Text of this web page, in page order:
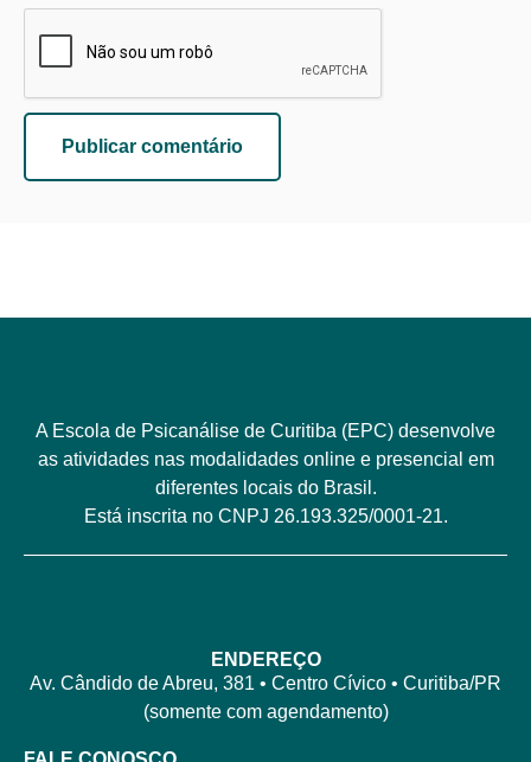
A Escola de Psicanálise de Curitiba (EPC) desenvolve
as atividades nas modalidades online e presencial em
diferentes locais do Brasil.
Está inscrita no CNPJ 26.193.325/0001-21.
ENDEREÇO
Av. Cândido de Abreu, 381 • Centro Cívico • Curitiba/PR
(somente com agendamento)